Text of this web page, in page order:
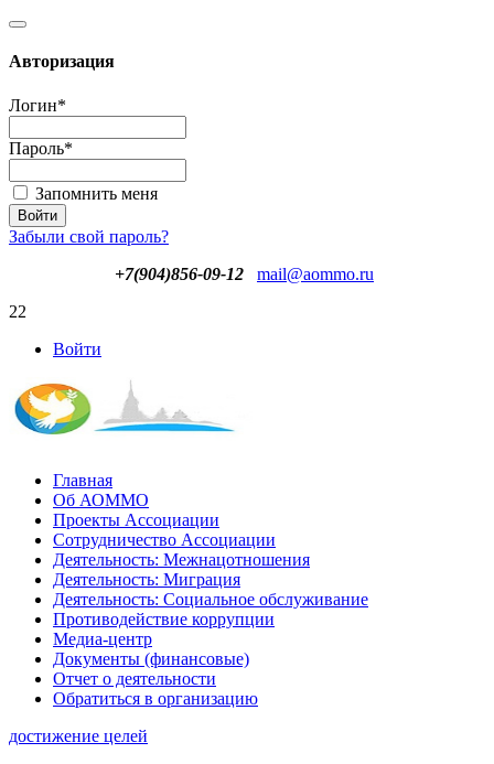
Авторизация
Логин*
Пароль*
Запомнить меня
Забыли свой пароль?
+7(904)856-09-12
mail@aommo.ru
22
Войти
Главная
Об АОММО
Проекты Ассоциации
Сотрудничество Ассоциации
Деятельность: Межнацотношения
Деятельность: Миграция
Деятельность: Социальное обслуживание
Противодействие коррупции
Медиа-центр
Документы (финансовые)
Отчет о деятельности
Обратиться в организацию
достижение целей